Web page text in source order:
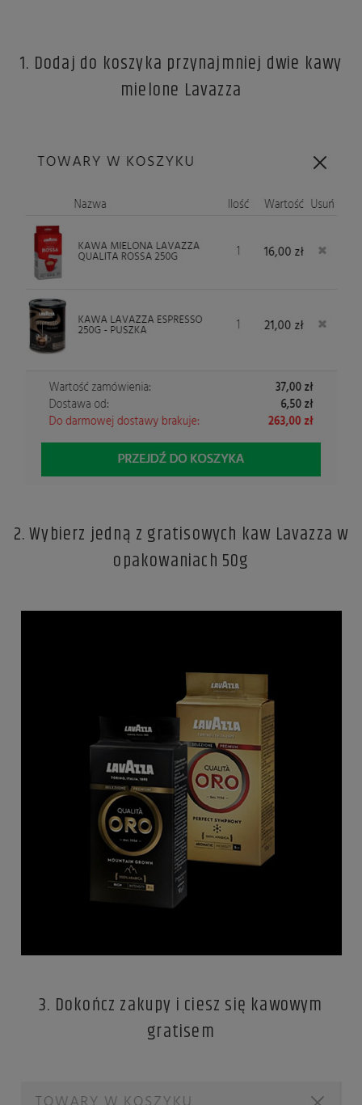
1. Dodaj do koszyka przynajmniej dwie kawy
mielone Lavazza
2. Wybierz jedną z gratisowych kaw Lavazza w
opakowaniach 50g
3. Dokończ zakupy i ciesz się kawowym
gratisem